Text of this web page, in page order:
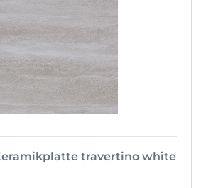
travertino white